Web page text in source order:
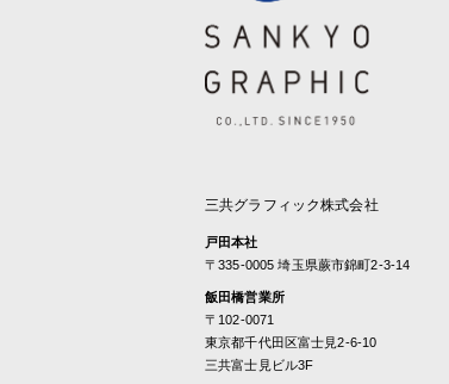
三共グラフィック株式会社
戸田本社
〒335-0005 埼玉県蕨市錦町2-3-14
飯田橋営業所
〒102-0071
東京都千代田区富士見2-6-10
三共富士見ビル3F